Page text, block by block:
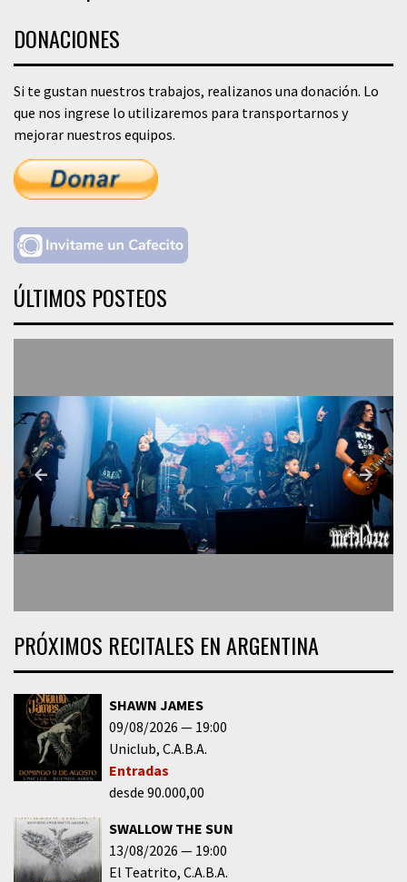
DONACIONES
Si te gustan nuestros trabajos, realizanos una donación. Lo
que nos ingrese lo utilizaremos para transportarnos y
mejorar nuestros equipos.
ÚLTIMOS POSTEOS
PRÓXIMOS RECITALES EN ARGENTINA
SHAWN JAMES
09/08/2026
19:00
Uniclub C.A.B.A.
Entradas
desde 90.000,00
SWALLOW THE SUN
13/08/2026
19:00
El Teatrito C.A.B.A.